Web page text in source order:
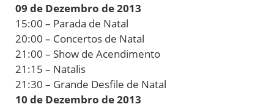
09 de Dezembro de 2013
15:00 – Parada de Natal
20:00 – Concertos de Natal
21:00 – Show de Acendimento
21:15 – Natalis
21:30 – Grande Desfile de Natal
10 de Dezembro de 2013